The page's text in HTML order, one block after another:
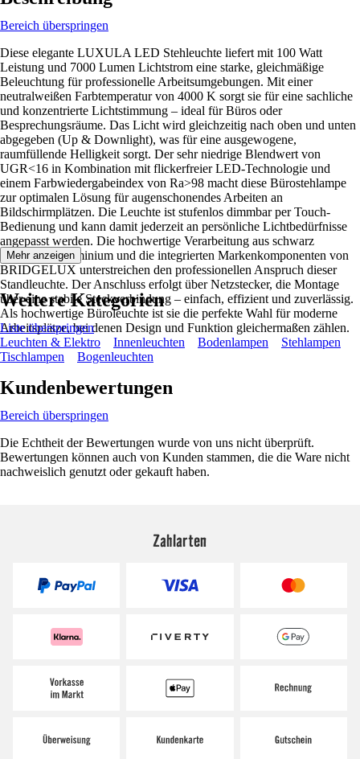
Bereich überspringen
Diese elegante LUXULA LED Stehleuchte liefert mit 100 Watt
Leistung und 7000 Lumen Lichtstrom eine starke, gleichmäßige
Beleuchtung für professionelle Arbeitsumgebungen. Mit einer
neutralweißen Farbtemperatur von 4000 K sorgt sie für eine sachliche
und konzentrierte Lichtstimmung – ideal für Büros oder
Besprechungsräume. Das Licht wird gleichzeitig nach oben und unten
abgegeben (Up & Downlight), was für eine ausgewogene,
raumfüllende Helligkeit sorgt. Der sehr niedrige Blendwert von
UGR<16 in Kombination mit flickerfreier LED-Technologie und
einem Farbwiedergabeindex von Ra>98 macht diese Bürostehlampe
zur optimalen Lösung für augenschonendes Arbeiten an
Bildschirmplätzen. Die Leuchte ist stufenlos dimmbar per Touch-
Bedienung und kann damit jederzeit an persönliche Lichtbedürfnisse
angepasst werden. Die hochwertige Verarbeitung aus schwarz
eloxiertem Aluminium und die integrierten Markenkomponenten von
BRIDGELUX unterstreichen den professionellen Anspruch dieser
Standleuchte. Der Anschluss erfolgt über Netzstecker, die Montage
über eine stabile Steckverbindung – einfach, effizient und zuverlässig.
Als hochwertige Büroleuchte ist sie die perfekte Wahl für moderne
Arbeitsplätze, bei denen Design und Funktion gleichermaßen zählen.
Mehr anzeigen
Weitere Kategorien
Liste überspringen
Leuchten & Elektro
Innenleuchten Bodenlampen
Stehlampen
Tischlampen
Bogenleuchten
Kundenbewertungen
Bereich überspringen
Die Echtheit der Bewertungen wurde von uns nicht überprüft.
Bewertungen können auch von Kunden stammen, die die Ware nicht
nachweislich genutzt oder gekauft haben.
Zahlarten